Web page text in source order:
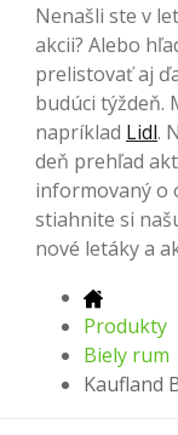
Nenašli ste v
akcii? Alebo
prelistovať aj
budúci týždeň.
napríklad Lidl.
deň prehľad
informovaný o
stiahnite si
nové letáky a
Produkty
Biely rum
Kaufland